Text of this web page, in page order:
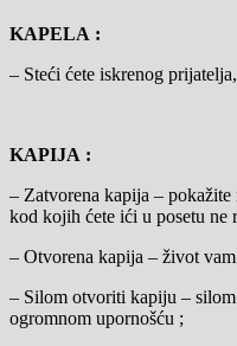
KAPELA :
– Steći ćete iskrenog
KAPIJA :
– Zatvorena kapija –
kod kojih ćete ići u posetu ne
– Otvorena kapija – život
– Silom otvoriti kapiju –
ogromnom upornošću ;